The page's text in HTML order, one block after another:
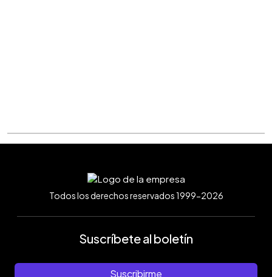
Todos los derechos reservados 1999-2026
Suscríbete al boletín
Suscribirme